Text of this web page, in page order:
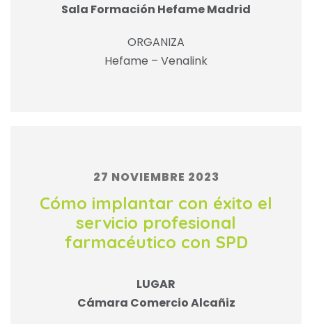
Sala Formación Hefame Madrid
ORGANIZA
Hefame – Venalink
27 NOVIEMBRE 2023
Cómo implantar con éxito el
servicio profesional
farmacéutico con SPD
LUGAR
Cámara Comercio Alcañiz